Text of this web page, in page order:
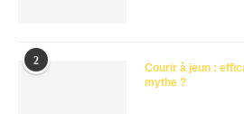
2
Courir à jeun :
mythe ?